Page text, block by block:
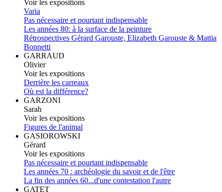
Voir les expositions
Varia
Pas nécessaire et pourtant indispensable
Les années 80: à la surface de la peinture
Rétrospectives Gérard Garouste, Elizabeth Garouste & Mattia
Bonnetti
GARRAUD
Olivier
Voir les expositions
Derrière les carreaux
Où est la différence?
GARZONI
Sarah
Voir les expositions
Figures de l'animal
GASIOROWSKI
Gérard
Voir les expositions
Pas nécessaire et pourtant indispensable
Les années 70 : archéologie du savoir et de l'être
La fin des années 60...d'une contestation l'autre
GATET